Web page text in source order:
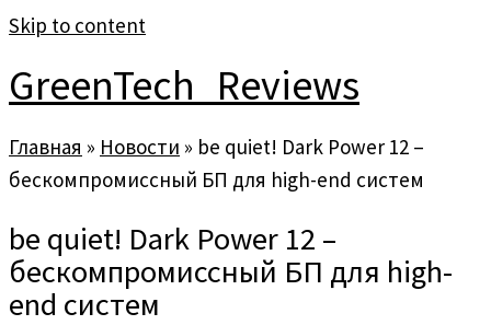
Skip to content
GreenTech_Reviews
Главная » Новости » be quiet! Dark Power 12 –
бескомпромиссный БП для high-end систем
be quiet! Dark Power 12 –
бескомпромиссный БП для high-
end систем